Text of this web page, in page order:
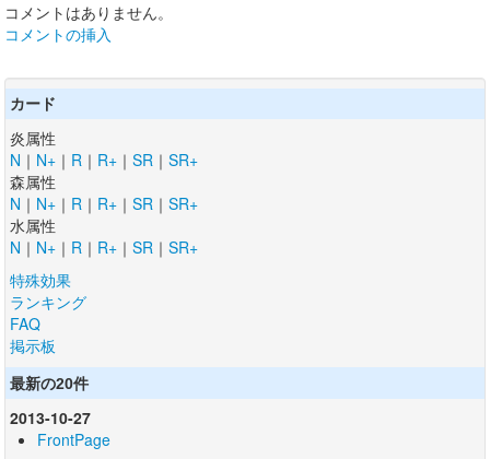
コメントはありません。
コメントの挿入
カード
炎属性
N ｜ N+ ｜ R ｜ R+ ｜ SR ｜ SR+
森属性
N ｜ N+ ｜ R ｜ R+ ｜ SR ｜ SR+
水属性
N ｜ N+ ｜ R ｜ R+ ｜ SR ｜ SR+
特殊効果
ランキング
FAQ
掲示板
最新の20件
2013-10-27
FrontPage